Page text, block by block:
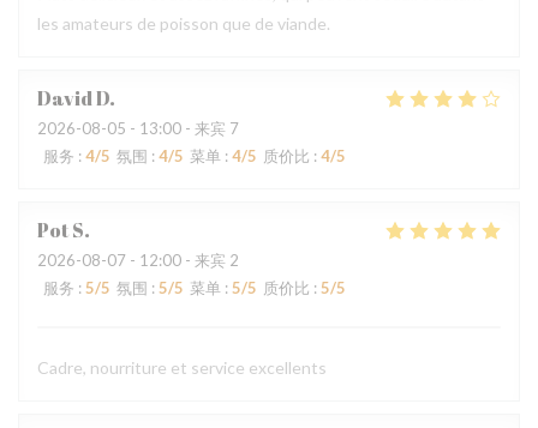
les amateurs de poisson que de viande.
DavidD
2026-08-05 - 13:00 - 来宾 7
服务 : 4/5 氛围 : 4/5 菜单 : 4/5 质价比 : 4/5
PotS
2026-08-07 - 12:00 - 来宾 2
服务 : 5/5 氛围 : 5/5 菜单 : 5/5 质价比 : 5/5
Cadre, nourriture et service excellents